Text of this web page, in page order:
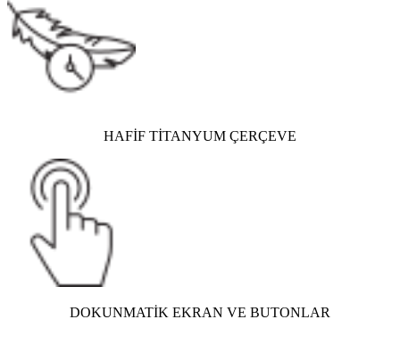
HAFİF TİTANYUM ÇERÇEVE
DOKUNMATİK EKRAN VE BUTONLAR